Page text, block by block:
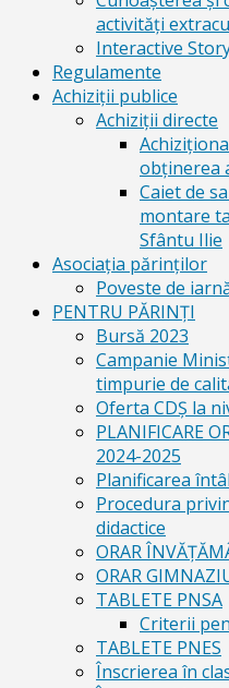
activități
Interactive
Regulamente
Achiziții publice
Achiziții directe
obținerea
Caiet de
montare
Sfântu Ilie
Asociația părinților
Poveste de
PENTRU PĂRINȚI
Bursă 2023
Campanie
timpurie de
Oferta CDŞ la
PLANIFICARE
2024-2025
Planificarea
Procedura
didactice
ORAR
ORAR
TABLETE PNSA
Criterii
TABLETE PNES
Înscrierea în